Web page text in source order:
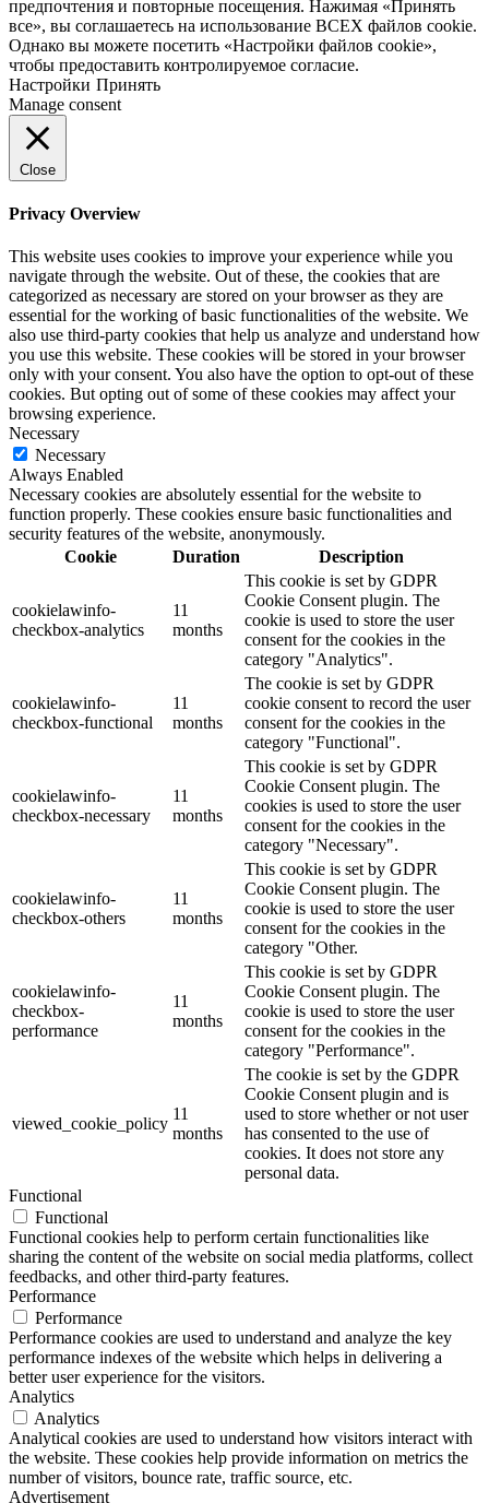
предпочтения и повторные посещения. Нажимая «Принять
все», вы соглашаетесь на использование ВСЕХ файлов cookie.
Однако вы можете посетить «Настройки файлов cookie»,
чтобы предоставить контролируемое согласие.
Настройки Принять
Manage consent
Close
Privacy Overview
This website uses cookies to improve your experience while you
navigate through the website. Out of these, the cookies that are
categorized as necessary are stored on your browser as they are
essential for the working of basic functionalities of the website. We
also use third-party cookies that help us analyze and understand how
you use this website. These cookies will be stored in your browser
only with your consent. You also have the option to opt-out of these
cookies. But opting out of some of these cookies may affect your
browsing experience.
Necessary
Necessary
Always Enabled
Necessary cookies are absolutely essential for the website to
function properly. These cookies ensure basic functionalities and
security features of the website, anonymously.
Cookie
Duration Description
cookielawinfo-
checkbox-analytics
11
months
This cookie is set by GDPR
Cookie Consent plugin. The
cookie is used to store the user
consent for the cookies in the
category "Analytics".
cookielawinfo-
checkbox-functional
11
months
The cookie is set by GDPR
cookie consent to record the user
consent for the cookies in the
category "Functional".
cookielawinfo-
checkbox-necessary
11
months
This cookie is set by GDPR
Cookie Consent plugin. The
cookies is used to store the user
consent for the cookies in the
category "Necessary".
cookielawinfo-
checkbox-others
11
months
This cookie is set by GDPR
Cookie Consent plugin. The
cookie is used to store the user
consent for the cookies in the
category "Other.
cookielawinfo-
checkbox-
performance
11
months
This cookie is set by GDPR
Cookie Consent plugin. The
cookie is used to store the user
consent for the cookies in the
category "Performance".
viewed_cookie_policy
11
months
The cookie is set by the GDPR
Cookie Consent plugin and is
used to store whether or not user
has consented to the use of
cookies. It does not store any
personal data.
Functional
Functional
Functional cookies help to perform certain functionalities like
sharing the content of the website on social media platforms, collect
feedbacks, and other third-party features.
Performance
Performance
Performance cookies are used to understand and analyze the key
performance indexes of the website which helps in delivering a
better user experience for the visitors.
Analytics
Analytics
Analytical cookies are used to understand how visitors interact with
the website. These cookies help provide information on metrics the
number of visitors, bounce rate, traffic source, etc.
Advertisement